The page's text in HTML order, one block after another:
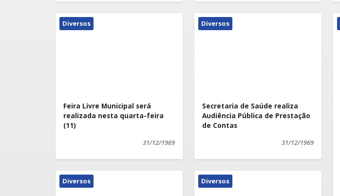
Diversos
Feira Livre Municipal será
realizada nesta quarta-feira
(11)
31/12/1969
Diversos
Secretaria de Saúde realiza
Audiência Pública de Prestação
de Contas
31/12/1969
Diversos Diversos